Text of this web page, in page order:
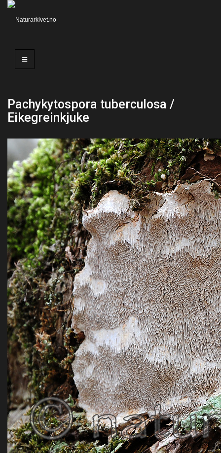
Pachykytospora tuberculosa /
Eikegreinkjuke